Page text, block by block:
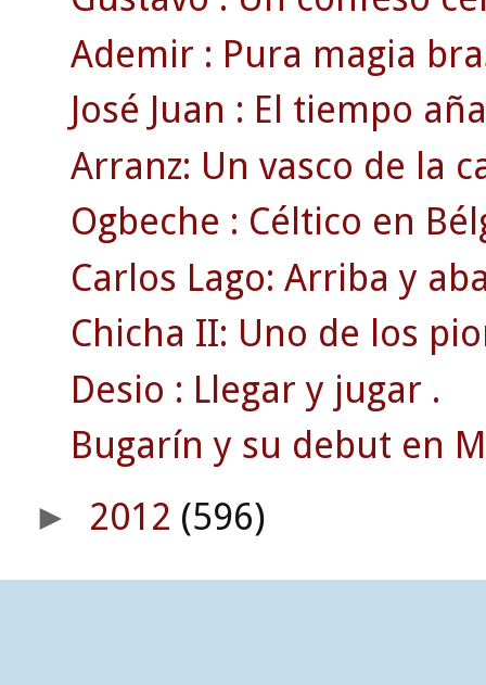
Ademir : Pura magia
José Juan : El tiempo
Arranz: Un vasco de la
Ogbeche : Céltico en
Carlos Lago: Arriba y
Chicha II: Uno de los
Desio : Llegar y jugar .
Bugarín y su debut en
► 2012 (596)